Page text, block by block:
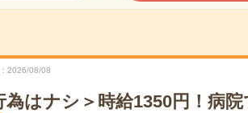
2026/08/08
為はナシ＞時給1350円！病